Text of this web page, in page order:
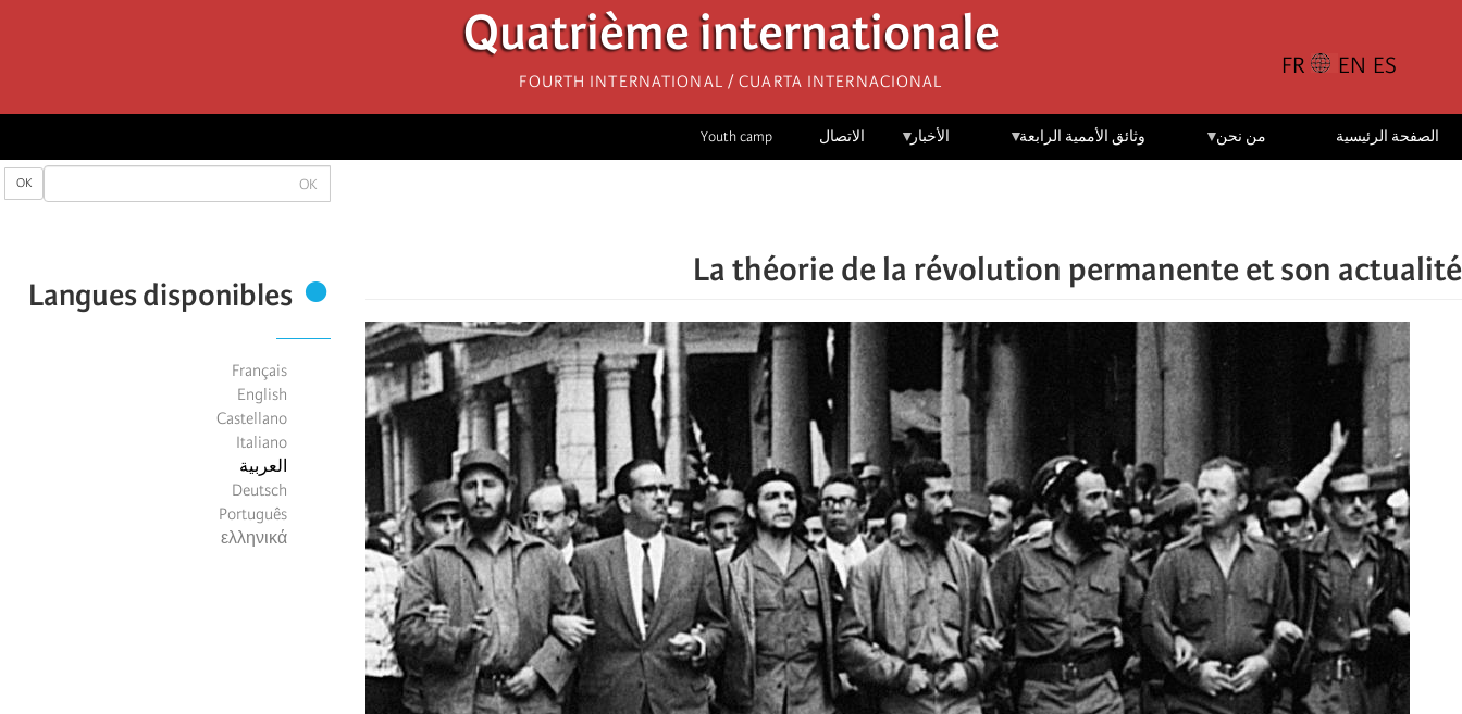
Quatrième internationale
Fourth International / Cuarta Internacional
الصفحة الرئيسية من نحن وثائق الأممية الرابعة الأخبار الاتصال Youth camp
OK
OK
Langues disponibles
Français
English
Castellano
Italiano
العربية
Deutsch
Português
ελληνικά
La théorie de la révolution permanente et son actualité